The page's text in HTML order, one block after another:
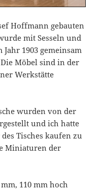
Hoffmann gebauten
mit Sesseln und
1903 gemeinsam
Möbel sind in der
Werkstätte
wurden von der
und ich hatte
Tisches kaufen zu
Miniaturen der
110 mm hoch